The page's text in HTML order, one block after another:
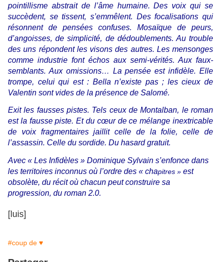
pointillisme abstrait de l’âme humaine. Des voix qui se
succèdent, se tissent, s’emmêlent. Des focalisations qui
résonnent de pensées confuses. Mosaïque de peurs,
d’angoisses, de simplicité, de dédoublements. Au trouble
des uns répondent les visons des autres. Les mensonges
comme industrie font échos aux semi-vérités. Aux faux-
semblants. Aux omissions… La pensée est infidèle. Elle
trompe, celui qui est : Bella n’existe pas ; les cieux de
Valentin sont vides de la présence de Salomé.
Exit les fausses pistes. Tels ceux de Montalban, le roman
est la fausse piste. Et du cœur de ce mélange inextricable
de voix fragmentaires jaillit celle de la folie, celle de
l’assassin. Celle du sordide. Du hasard gratuit.
Avec « Les Infidèles » Dominique Sylvain s’enfonce dans
les territoires inconnus où l’ordre des « chapitres » est
obsolète, du récit où chacun peut construire sa
progression, du roman 2.0.
[luis]
#coup de ♥